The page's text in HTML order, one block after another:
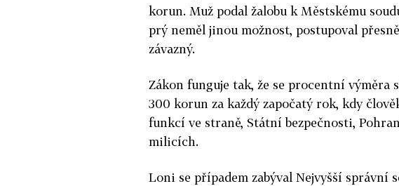
korun. Muž podal žalobu k Městskému
prý neměl jinou možnost, postupoval
závazný.
Zákon funguje tak, že se procentní výměra
300 korun za každý započatý rok, kdy
funkcí ve straně, Státní bezpečnosti,
milicích.
Loni se případem zabýval Nejvyšší správní